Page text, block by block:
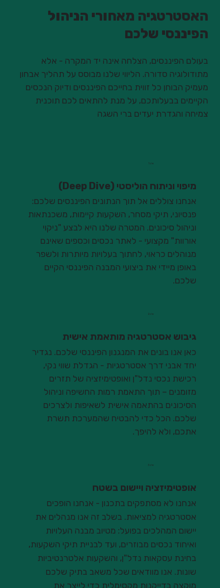
האסטרטגיה מאחורי הניהול
הפיננסי שלכם
בעולם הפיננסים, הצלחה אינה יד המקרה - אלא
מתודולוגיה סדורה. הליווי שלנו מבוסס על תהליך אבחון
מעמיק הבוחן כל זווית בחייכם הפיננסים ודיוק הנכסים
הקיימים בבעלותכם, על מנת להתאים לכם תוכנית
צמיחה והגדרת יעדים ברי השגה
שלב 1
מיפוי וניתוח הוליסטי (Deep Dive)
אנחנו צוללים אל תוך הנתונים הפיננסים שלכם:
פנסיוני, תיקי מסחר, השקעות קיימות, משכנתאות
וניהול סיכונים. המטרה שלנו היא לבצע "ניקוי
אורוות" מקצועי - לאתר נכסים וכספים שאינם
מנוהלים כראוי, לחתוך בעלויות מיותרות ולשפר
באופן מיידי את ביצועי המבנה הפיננסי הקיים
שלכם.
שלב 2
גיבוש אסטרטגיה מותאמת אישית
כאן אנו בונים את המנגנון הפיננסי שלכם. נגדיר
יחד אבני דרך אסטרטגיות - הגדלת שווי נקי,
רכישת נכסי נדל"ן ואופטימיזציה של תזרים
מזומנים – תוך התאמת רמות החשיפה וניהול
הסיכונים בהתאמה אישית לשאיפות ולצרכים
שלכם. הכל כדי להבטיח שהמערכת תשרת
אתכם, ולא להיפך.
שלב 3
אופטימיזציה ויישום בשטח
אנחנו לא מסתפקים בתכנון - אנחנו הופכים
אסטרטגיה למציאות. בשלב זה אנו מנהלים את
יישום המהלכים בפועל: מטיוב מבנה העלויות
ואיחוד נכסים מבוזרים, ועד לבניית תיקי השקעות,
בחינת עסקאות נדל"ן, והשקעות אלטרנטיביות
שונות. אנו מוודאים שכל משאב בתיק שלכם
מוקצה בדייקנות מקסימלית כדי לייצר את